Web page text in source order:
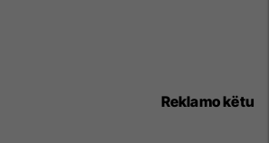
Reklamo këtu